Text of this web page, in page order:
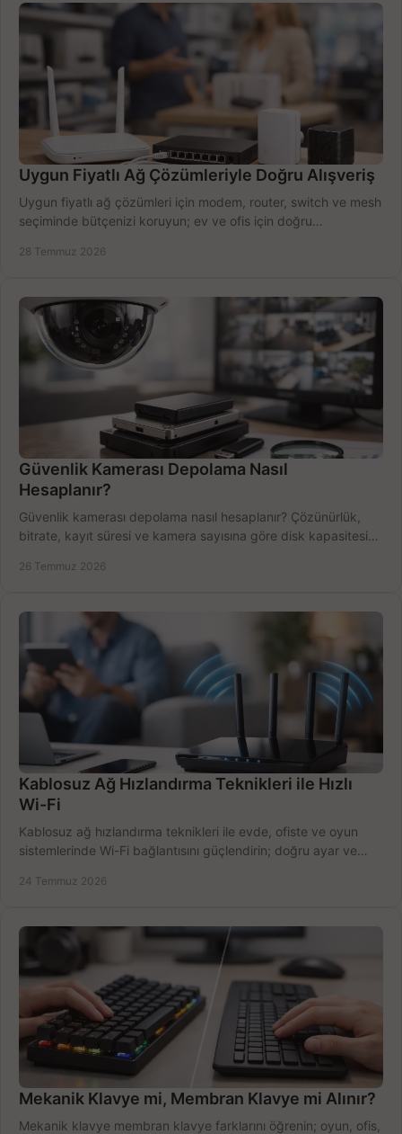
Uygun Fiyatlı Ağ Çözümleriyle Doğru Alışveriş
Uygun fiyatlı ağ çözümleri için modem, router, switch ve mesh
seçiminde bütçenizi koruyun; ev ve ofis için doğru
28 Temmuz 2026
Güvenlik Kamerası Depolama Nasıl
Hesaplanır?
Güvenlik kamerası depolama nasıl hesaplanır? Çözünürlük,
bitrate, kayıt süresi ve kamera sayısına göre disk kapasitesini
26 Temmuz 2026
Kablosuz Ağ Hızlandırma Teknikleri ile Hızlı
Wi-Fi
Kablosuz ağ hızlandırma teknikleri ile evde, ofiste ve oyun
sistemlerinde Wi-Fi bağlantısını güçlendirin; doğru ayar ve
24 Temmuz 2026
Mekanik Klavye mi, Membran Klavye mi Alınır?
Mekanik klavye membran klavye farklarını öğrenin; oyun, ofis,